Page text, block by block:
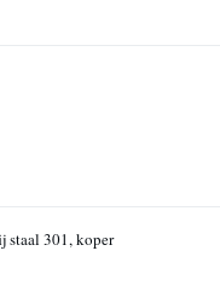
staal 301, koper